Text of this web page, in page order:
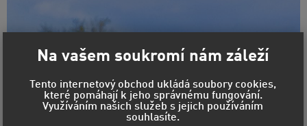
Na vašem soukromí nám záleží
Tento internetový obchod ukládá soubory cookies,
které pomáhají k jeho správnému fungování.
Využíváním našich služeb s jejich používáním
souhlasíte.